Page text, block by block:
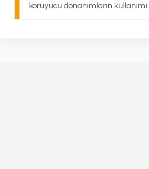
koruyucu donanımların kullanımı.